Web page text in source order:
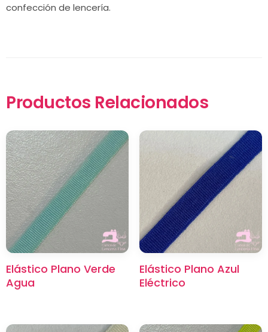
confección de lencería.
Productos Relacionados
Elástico Plano Verde
Agua
Elástico Plano Azul
Eléctrico